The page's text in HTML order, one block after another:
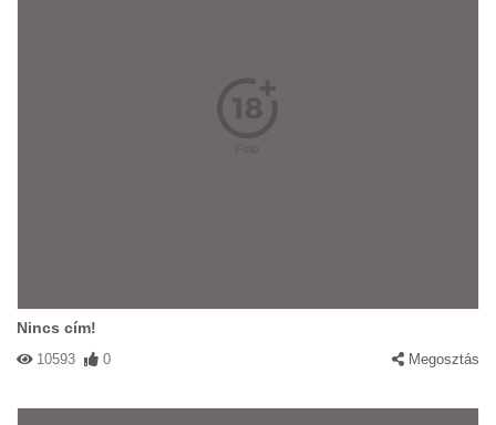
Nincs cím!
10593 0 Megosztás